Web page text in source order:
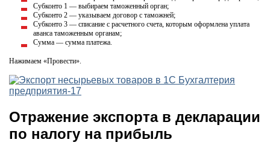
Субконто 1 — выбираем таможенный орган;
Субконто 2 — указываем договор с таможней;
Субконто 3 — списание с расчетного счета, которым оформлена уплата
аванса таможенным органам;
Сумма — сумма платежа.
Нажимаем «Провести».
Отражение экспорта в декларации
по налогу на прибыль